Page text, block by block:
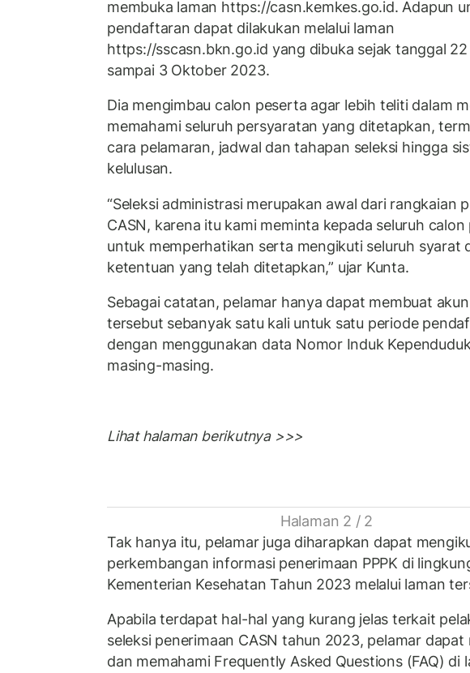
membuka laman https://casn.kemkes.go.id. Adapun
pendaftaran dapat dilakukan melalui laman
https://sscasn.bkn.go.id yang dibuka sejak tanggal
sampai 3 Oktober 2023.
Dia mengimbau calon peserta agar lebih teliti dalam
memahami seluruh persyaratan yang ditetapkan,
cara pelamaran, jadwal dan tahapan seleksi hingga
kelulusan.
“Seleksi administrasi merupakan awal dari rangkaian
CASN, karena itu kami meminta kepada seluruh calon
untuk memperhatikan serta mengikuti seluruh syarat
ketentuan yang telah ditetapkan,” ujar Kunta.
Sebagai catatan, pelamar hanya dapat membuat
tersebut sebanyak satu kali untuk satu periode
dengan menggunakan data Nomor Induk
masing-masing.
Lihat halaman berikutnya >>>
Halaman 2 / 2
Tak hanya itu, pelamar juga diharapkan dapat
perkembangan informasi penerimaan PPPK di
Kementerian Kesehatan Tahun 2023 melalui laman
Apabila terdapat hal-hal yang kurang jelas terkait
seleksi penerimaan CASN tahun 2023, pelamar dapat
dan memahami Frequently Asked Questions (FAQ) di